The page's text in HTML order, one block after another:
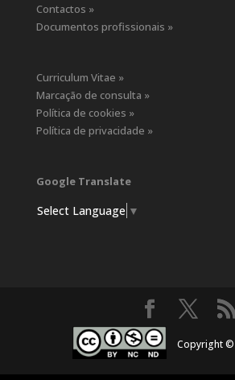
Contactos »
Documentos profissionais »
Curriculum Vitae »
Marcação de consulta »
Política de cookies »
Política de privacidade »
Google Translate
Select Language ▼
Copyright ©